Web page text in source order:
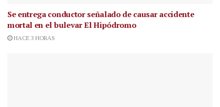
Se entrega conductor señalado de causar accidente
mortal en el bulevar El Hipódromo
HACE 3 HORAS